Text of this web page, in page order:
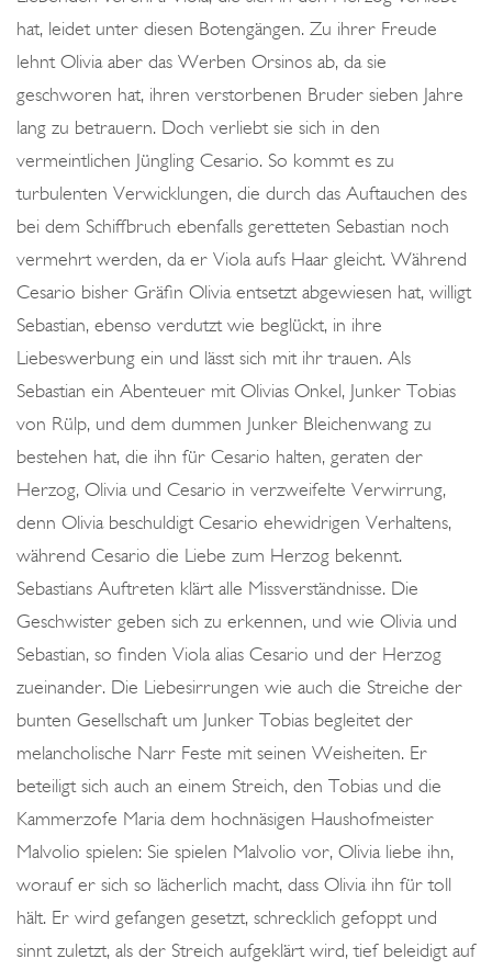
hat, leidet unter diesen Botengängen. Zu ihrer Freude
lehnt Olivia aber das Werben Orsinos ab, da sie
geschworen hat, ihren verstorbenen Bruder sieben Jahre
lang zu betrauern. Doch verliebt sie sich in den
vermeintlichen Jüngling Cesario. So kommt es zu
turbulenten Verwicklungen, die durch das Auftauchen des
bei dem Schiffbruch ebenfalls geretteten Sebastian noch
vermehrt werden, da er Viola aufs Haar gleicht. Während
Cesario bisher Gräfin Olivia entsetzt abgewiesen hat, willigt
Sebastian, ebenso verdutzt wie beglückt, in ihre
Liebeswerbung ein und lässt sich mit ihr trauen. Als
Sebastian ein Abenteuer mit Olivias Onkel, Junker Tobias
von Rülp, und dem dummen Junker Bleichenwang zu
bestehen hat, die ihn für Cesario halten, geraten der
Herzog, Olivia und Cesario in verzweifelte Verwirrung,
denn Olivia beschuldigt Cesario ehewidrigen Verhaltens,
während Cesario die Liebe zum Herzog bekennt.
Sebastians Auftreten klärt alle Missverständnisse. Die
Geschwister geben sich zu erkennen, und wie Olivia und
Sebastian, so finden Viola alias Cesario und der Herzog
zueinander. Die Liebesirrungen wie auch die Streiche der
bunten Gesellschaft um Junker Tobias begleitet der
melancholische Narr Feste mit seinen Weisheiten. Er
beteiligt sich auch an einem Streich, den Tobias und die
Kammerzofe Maria dem hochnäsigen Haushofmeister
Malvolio spielen: Sie spielen Malvolio vor, Olivia liebe ihn,
worauf er sich so lächerlich macht, dass Olivia ihn für toll
hält. Er wird gefangen gesetzt, schrecklich gefoppt und
sinnt zuletzt, als der Streich aufgeklärt wird, tief beleidigt auf